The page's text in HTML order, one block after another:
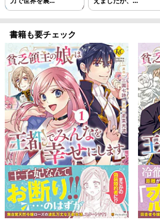
書籍も要チェック